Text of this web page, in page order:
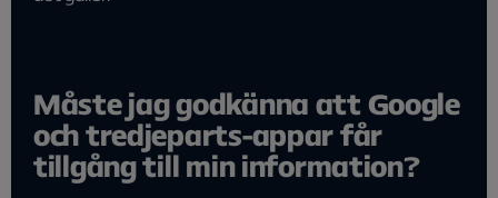
Måste jag godkänna att Google
och tredjeparts-appar får
tillgång till min information?